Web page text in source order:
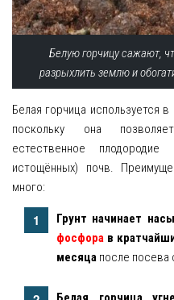
Белую горчицу сажают,
разрыхлить землю и
Белая горчица используется
поскольку она
естественное
истощённых) почв.
много:
Грунт начинает
фосфора в
месяца после посева